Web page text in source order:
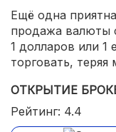
Ещё одна
продажа валюты
1 долларов или 1
торговать,
ОТКРЫТИЕ
Рейтинг: 4.4